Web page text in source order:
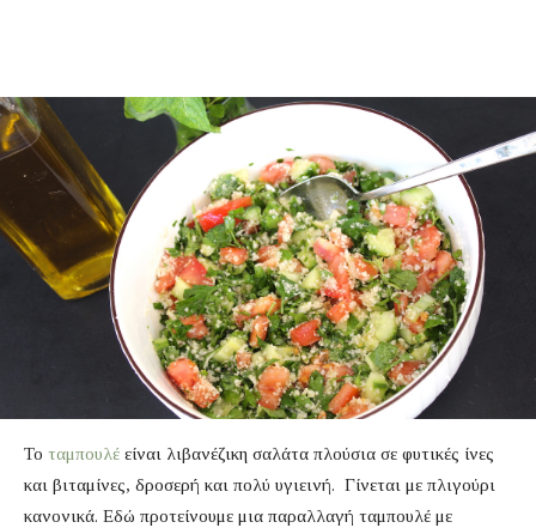
Το ταμπουλέ είναι λιβανέζικη σαλάτα πλούσια σε φυτικές ίνες
και βιταμίνες, δροσερή και πολύ υγιεινή. Γίνεται με πλιγούρι
κανονικά. Εδώ προτείνουμε μια παραλλαγή ταμπουλέ με